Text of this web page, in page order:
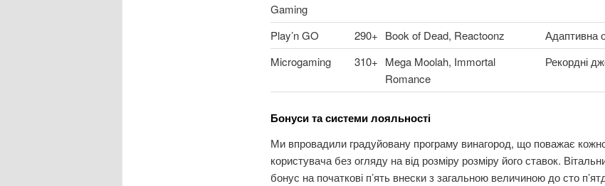
Gaming
Play’n GO 290+ Book of Dead, Reactoonz
Адаптивна
Microgaming
310+ Mega Moolah, Immortal
Romance
Рекордні
Бонуси та системи лояльності
Ми впровадили градуйовану програму винагород, що поважає
користувача без огляду на від розміру розміру його ставок.
бонус на початкові п’ять внески з загальною величиною до сто